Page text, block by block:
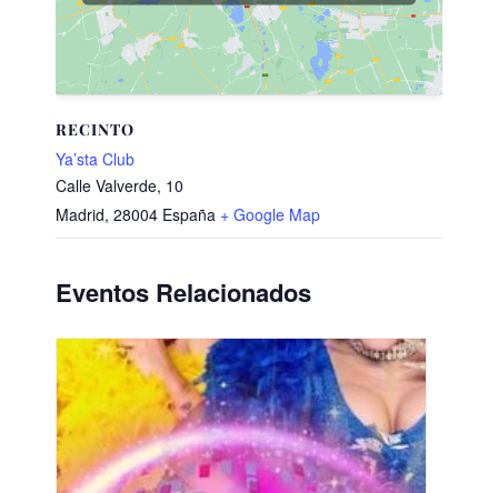
RECINTO
Ya’sta Club
Calle Valverde, 10
Madrid, 28004 España + Google Map
Eventos Relacionados